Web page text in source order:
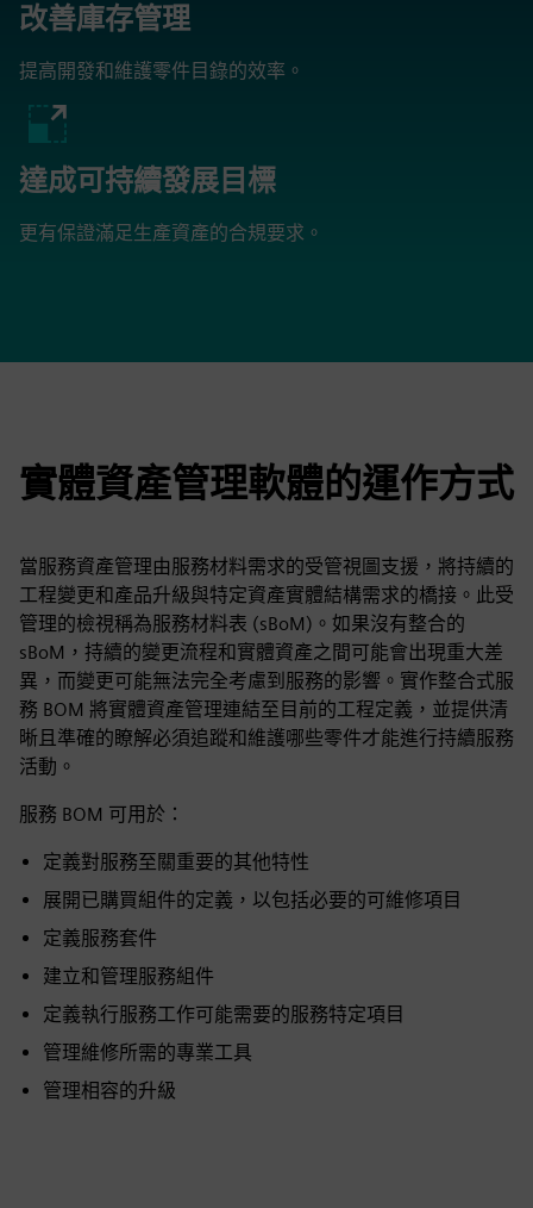
改善庫存管理
提高開發和維護零件目錄的效率。
達成可持續發展目標
更有保證滿足生產資產的合規要求。
實體資產管理軟體的運作方式
當服務資產管理由服務材料需求的受管視圖支援，將持續的
工程變更和產品升級與特定資產實體結構需求的橋接。此受
管理的檢視稱為服務材料表 (sBoM)。如果沒有整合的
sBoM，持續的變更流程和實體資產之間可能會出現重大差
異，而變更可能無法完全考慮到服務的影響。實作整合式服
務 BOM 將實體資產管理連結至目前的工程定義，並提供清
晰且準確的瞭解必須追蹤和維護哪些零件才能進行持續服務
活動。
服務 BOM 可用於：
定義對服務至關重要的其他特性
展開已購買組件的定義，以包括必要的可維修項目
定義服務套件
建立和管理服務組件
定義執行服務工作可能需要的服務特定項目
管理維修所需的專業工具
管理相容的升級